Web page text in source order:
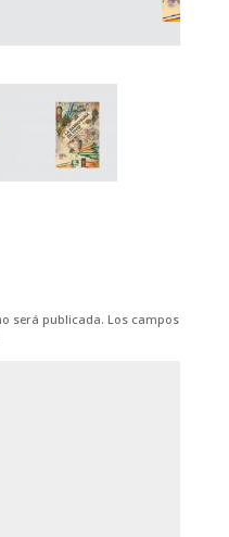
será publicada. Los campos